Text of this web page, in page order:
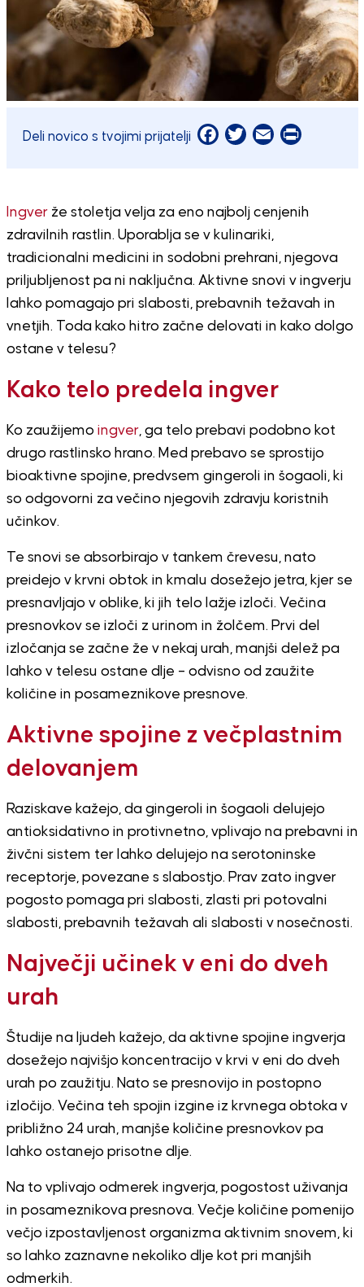
Deli novico s tvojimi prijatelji Facebook
Twitter
EmailPrint
Ingverže stoletja velja za eno najbolj cenjenih
zdravilnih rastlin. Uporablja se v kulinariki,
tradicionalni medicini in sodobni prehrani, njegova
priljubljenost pa ni naključna. Aktivne snovi v ingverju
lahko pomagajo pri slabosti, prebavnih težavah in
vnetjih. Toda kako hitro začne delovati in kako dolgo
ostane v telesu?
Kako telo predela ingver
Ko zaužijemo ingver, ga telo prebavi podobno kot
drugo rastlinsko hrano. Med prebavo se sprostijo
bioaktivne spojine, predvsem gingeroli in šogaoli, ki
so odgovorni za večino njegovih zdravju koristnih
učinkov.
Te snovi se absorbirajo v tankem črevesu, nato
preidejo v krvni obtok in kmalu dosežejo jetra, kjer se
presnavljajo v oblike, ki jih telo lažje izloči. Večina
presnovkov se izloči z urinom in žolčem. Prvi del
izločanja se začne že v nekaj urah, manjši delež pa
lahko v telesu ostane dlje – odvisno od zaužite
količine in posameznikove presnove.
Aktivne spojine z večplastnim
delovanjem
Raziskave kažejo, da gingeroli in šogaoli delujejo
antioksidativno in protivnetno, vplivajo na prebavni in
živčni sistem ter lahko delujejo na serotoninske
receptorje, povezane s slabostjo. Prav zato ingver
pogosto pomaga pri slabosti, zlasti pri potovalni
slabosti, prebavnih težavah ali slabosti v nosečnosti.
Največji učinek v eni do dveh
urah
Študije na ljudeh kažejo, da aktivne spojine ingverja
dosežejo najvišjo koncentracijo v krvi v eni do dveh
urah po zaužitju. Nato se presnovijo in postopno
izločijo. Večina teh spojin izgine iz krvnega obtoka v
približno 24 urah, manjše količine presnovkov pa
lahko ostanejo prisotne dlje.
Na to vplivajo odmerek ingverja, pogostost uživanja
in posameznikova presnova. Večje količine pomenijo
večjo izpostavljenost organizma aktivnim snovem, ki
so lahko zaznavne nekoliko dlje kot pri manjših
odmerkih.